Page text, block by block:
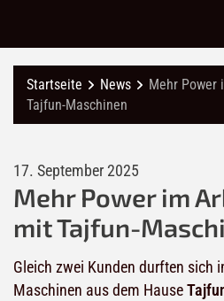
Startseite News
Mehr Power
Tajfun-Maschinen
17. September 2025
Mehr Power im
mit Tajfun-
Gleich zwei Kunden durften sich
Maschinen aus dem Hause